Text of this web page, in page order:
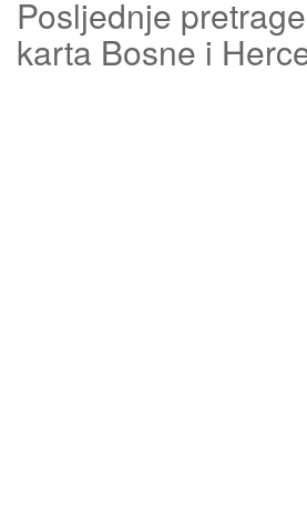
Posljednje
karta Bosne i